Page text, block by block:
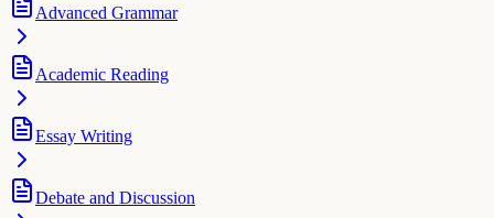
Advanced Grammar
Academic Reading
Essay Writing
Debate and Discussion